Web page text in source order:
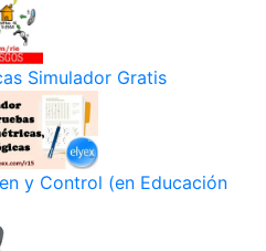
Simulador Gratis
y Control (en Educación